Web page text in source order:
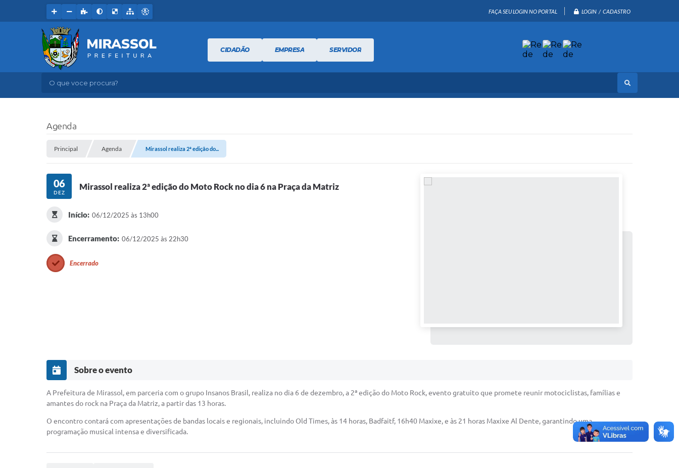
FAÇA SEU LOGIN NO PORTAL LOGIN / CADASTRO
O que voce procura?
CIDADÃO EMPRESA SERVIDOR
Agenda
Principal Agenda Mirassol realiza 2ª edição do...
06
DEZ
Mirassol realiza 2ª edição do Moto Rock no dia 6 na Praça da Matriz
Início: 06/12/2025 às 13h00
Encerramento: 06/12/2025 às 22h30
Encerrado
Sobre o evento
A Prefeitura de Mirassol, em parceria com o grupo Insanos Brasil, realiza no dia 6 de dezembro, a 2ª edição do Moto Rock, evento gratuito que promete reunir motociclistas, famílias e
amantes do rock na Praça da Matriz, a partir das 13 horas.
O encontro contará com apresentações de bandas locais e regionais, incluindo Old Times, às 14 horas, Badfaitf, 16h40 Maxixe, e às 21 horas Maxixe Al Dente, garantindo uma
programação musical intensa e diversificada.